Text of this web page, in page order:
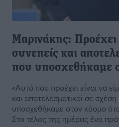
Μαρινάκης: Προέχει
συνεπείς και
που υποσχεθήκαμε
«Αυτό που προέχει είναι να
και αποτελεσματικοί σε
υποσχεθήκαμε στον κόσμο
Στο τέλος της ημέρας ένα